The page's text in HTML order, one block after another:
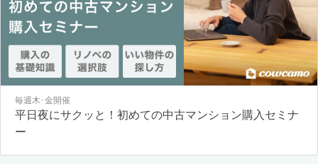
毎週木･金開催
平日夜にサクッと！初めての中古マンション購入セミナ
ー